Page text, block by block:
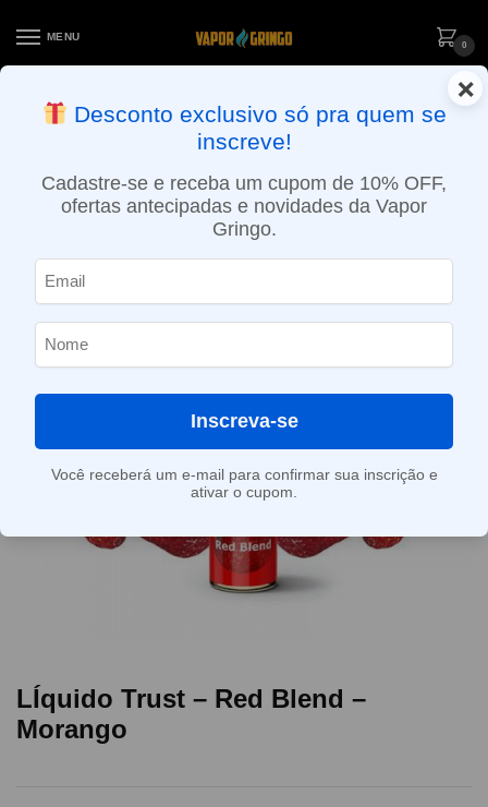
MENU
0
ENTREGA NO MESMO DIA EM SÃO PAULO (SEG A SEX): PEDIDOS
APROVADOS ATÉ 15:30 VIA MOTOBOY
LÍquido Trust – Red Blend –
Morango
×
Desconto exclusivo só pra quem se
inscreve!
Cadastre-se e receba um cupom de 10% OFF,
ofertas antecipadas e novidades da Vapor
Gringo.
Inscreva-se
Você receberá um e-mail para confirmar sua inscrição e
ativar o cupom.